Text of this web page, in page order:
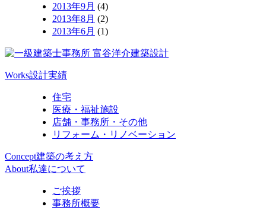
2013年9月 (4)
2013年8月 (2)
2013年6月 (1)
Works設計実績
住宅
医療・福祉施設
店舗・事務所・その他
リフォーム・リノベーション
Concept建築の考え方
About私達について
ご挨拶
事務所概要